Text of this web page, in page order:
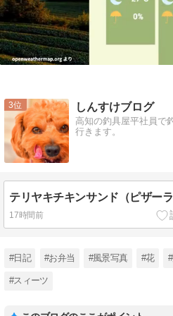
3 しんすけブログ
高知の釣具屋平社員で
行きます。
テリヤキチキンサンド（ピザーラ
17時間前
#日記 #お弁当 #風景写真 #花
#スィーツ